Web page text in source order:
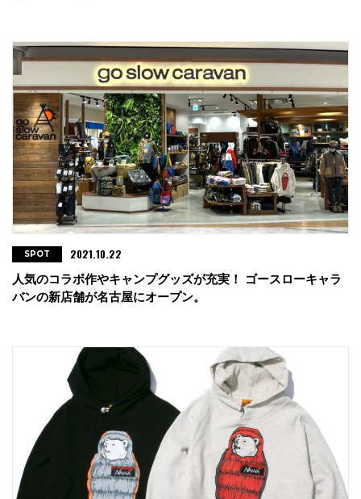
人気のコラボ作やキャンプグッズが充実！ ゴースローキャラ
バンの新店舗が名古屋にオープン。
SPOT 2021.10.22